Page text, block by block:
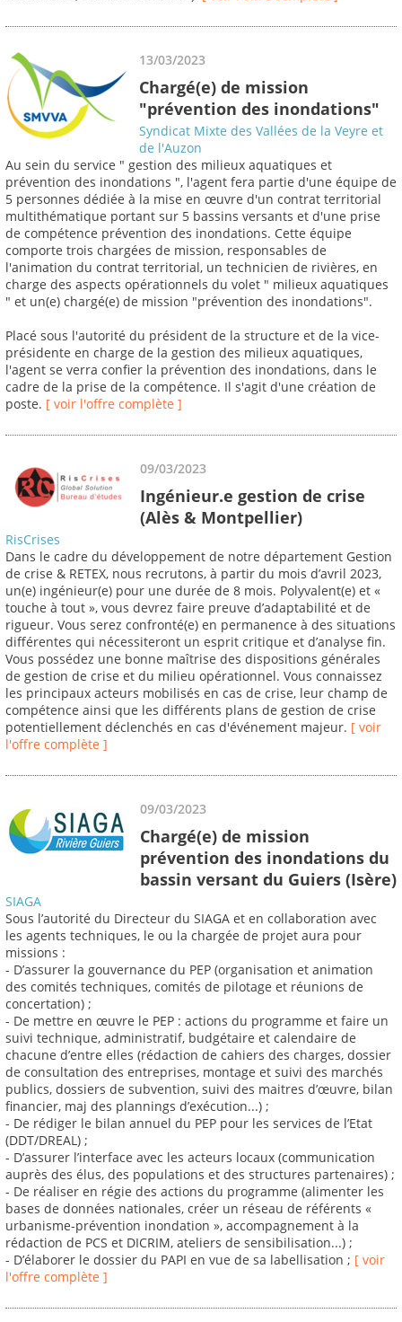
13/03/2023
Chargé(e) de mission
"prévention des inondations"
Syndicat Mixte des Vallées de la Veyre et
de l'Auzon
Au sein du service " gestion des milieux aquatiques et
prévention des inondations ", l'agent fera partie d'une équipe de
5 personnes dédiée à la mise en œuvre d'un contrat territorial
multithématique portant sur 5 bassins versants et d'une prise
de compétence prévention des inondations. Cette équipe
comporte trois chargées de mission, responsables de
l'animation du contrat territorial, un technicien de rivières, en
charge des aspects opérationnels du volet " milieux aquatiques
" et un(e) chargé(e) de mission "prévention des inondations".
Placé sous l'autorité du président de la structure et de la vice-
présidente en charge de la gestion des milieux aquatiques,
l'agent se verra confier la prévention des inondations, dans le
cadre de la prise de la compétence. Il s'agit d'une création de
poste. [ voir l'offre complète ]
09/03/2023
Ingénieur.e gestion de crise
(Alès & Montpellier)
RisCrises
Dans le cadre du développement de notre département Gestion
de crise & RETEX, nous recrutons, à partir du mois d’avril 2023,
un(e) ingénieur(e) pour une durée de 8 mois. Polyvalent(e) et «
touche à tout », vous devrez faire preuve d’adaptabilité et de
rigueur. Vous serez confronté(e) en permanence à des situations
différentes qui nécessiteront un esprit critique et d’analyse fin.
Vous possédez une bonne maîtrise des dispositions générales
de gestion de crise et du milieu opérationnel. Vous connaissez
les principaux acteurs mobilisés en cas de crise, leur champ de
compétence ainsi que les différents plans de gestion de crise
potentiellement déclenchés en cas d'événement majeur. [ voir
l'offre complète ]
09/03/2023
Chargé(e) de mission
prévention des inondations du
bassin versant du Guiers (Isère)
SIAGA
Sous l’autorité du Directeur du SIAGA et en collaboration avec
les agents techniques, le ou la chargée de projet aura pour
missions :
- D’assurer la gouvernance du PEP (organisation et animation
des comités techniques, comités de pilotage et réunions de
concertation) ;
- De mettre en œuvre le PEP : actions du programme et faire un
suivi technique, administratif, budgétaire et calendaire de
chacune d’entre elles (rédaction de cahiers des charges, dossier
de consultation des entreprises, montage et suivi des marchés
publics, dossiers de subvention, suivi des maitres d’œuvre, bilan
financier, maj des plannings d’exécution...) ;
- De rédiger le bilan annuel du PEP pour les services de l’Etat
(DDT/DREAL) ;
- D’assurer l’interface avec les acteurs locaux (communication
auprès des élus, des populations et des structures partenaires) ;
- De réaliser en régie des actions du programme (alimenter les
bases de données nationales, créer un réseau de référents «
urbanisme-prévention inondation », accompagnement à la
rédaction de PCS et DICRIM, ateliers de sensibilisation...) ;
- D’élaborer le dossier du PAPI en vue de sa labellisation ; [ voir
l'offre complète ]